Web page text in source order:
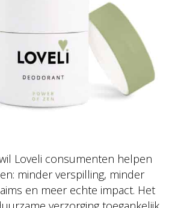
Loveli consumenten helpen
minder verspilling, minder
en meer echte impact. Het